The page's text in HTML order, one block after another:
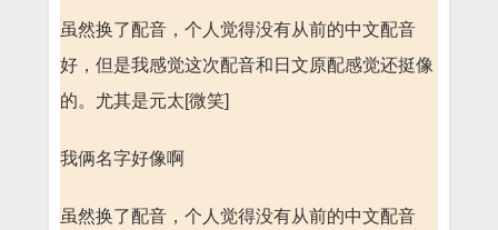
虽然换了配音，个人觉得没有从前的中文配音
好，但是我感觉这次配音和日文原配感觉还挺像
的。尤其是元太[微笑]
我俩名字好像啊
虽然换了配音，个人觉得没有从前的中文配音